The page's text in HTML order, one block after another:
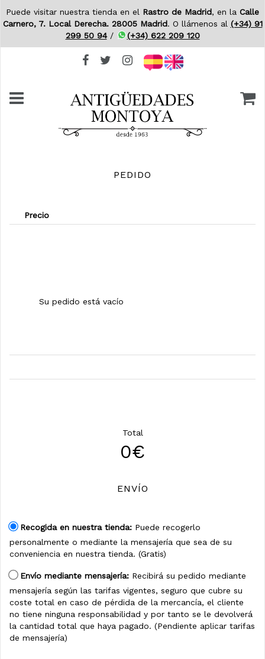
Puede visitar nuestra tienda en el Rastro de Madrid, en la Calle
Carnero, 7. Local Derecha. 28005 Madrid. O llámenos al (+34) 91
299 50 94/ (+34) 622 209 120
PEDIDO
Precio
Su pedido está vacío
Total
0€
ENVÍO
Recogida en nuestra tienda: Puede recogerlo
personalmente o mediante la mensajería que sea de su
conveniencia en nuestra tienda. (Gratis)
Envío mediante mensajería: Recibirá su pedido mediante
mensajería según las tarifas vigentes, seguro que cubre su
coste total en caso de pérdida de la mercancía, el cliente
no tiene ninguna responsabilidad y por tanto se le devolverá
la cantidad total que haya pagado. (Pendiente aplicar tarifas
de mensajería)